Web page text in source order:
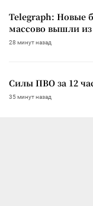
Telegraph: Новые
массово вышли из
28 минут назад
Силы ПВО за 12
35 минут назад